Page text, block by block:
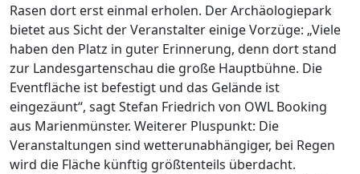
Rasen dort erst einmal erholen. Der Archäologiepark
bietet aus Sicht der Veranstalter einige Vorzüge: „Viele
haben den Platz in guter Erinnerung, denn dort stand
zur Landesgartenschau die große Hauptbühne. Die
Eventfläche ist befestigt und das Gelände ist
eingezäunt“, sagt Stefan Friedrich von OWL Booking
aus Marienmünster. Weiterer Pluspunkt: Die
Veranstaltungen sind wetterunabhängiger, bei Regen
wird die Fläche künftig größtenteils überdacht.